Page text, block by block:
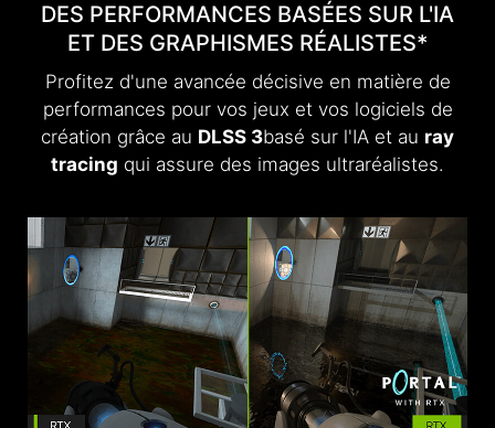
DES PERFORMANCES BASÉES SUR L'IA
ET DES GRAPHISMES RÉALISTES*
Profitez d'une avancée décisive en matière de
performances pour vos jeux et vos logiciels de
création grâce au DLSS 3basé sur l'IA et au ray
tracing qui assure des images ultraréalistes.